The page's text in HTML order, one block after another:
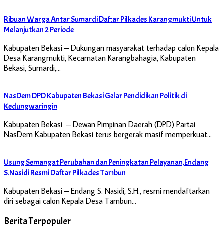
Ribuan Warga Antar Sumardi Daftar Pilkades Karangmukti Untuk
Melanjutkan 2 Periode
Kabupaten Bekasi – Dukungan masyarakat terhadap calon Kepala
Desa Karangmukti, Kecamatan Karangbahagia, Kabupaten
Bekasi, Sumardi,…
NasDem DPD Kabupaten Bekasi Gelar Pendidikan Politik di
Kedungwaringin
Kabupaten Bekasi – Dewan Pimpinan Daerah (DPD) Partai
NasDem Kabupaten Bekasi terus bergerak masif memperkuat…
Usung Semangat Perubahan dan Peningkatan Pelayanan,Endang
S.Nasidi Resmi Daftar Pilkades Tambun
Kabupaten Bekasi – Endang S. Nasidi, S.H., resmi mendaftarkan
diri sebagai calon Kepala Desa Tambun…
Berita Terpopuler